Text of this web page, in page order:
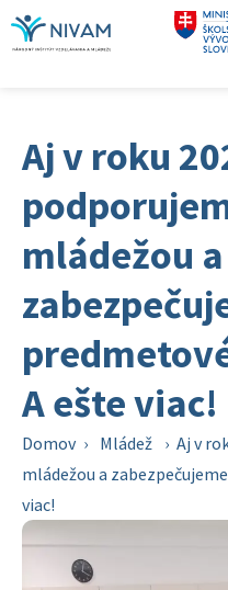
Aj v roku
mládežou a
A ešte viac!
Domov › Mládež › Aj v
mládežou a
viac!